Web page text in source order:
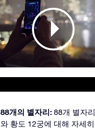
88개의 별자리: 88개 별자리
와 황도 12궁에 대해 자세히